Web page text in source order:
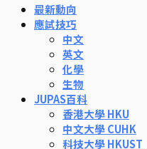
最新動向
應試技巧
中文
英文
化學
生物
JUPAS百科
香港大學 HKU
中文大學 CUHK
科技大學 HKUST